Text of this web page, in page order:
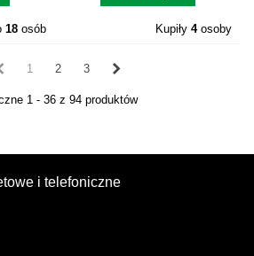
18 osób Kupiły 4osoby
1 2 3
1 - 36 z 94 produktów
i telefoniczne